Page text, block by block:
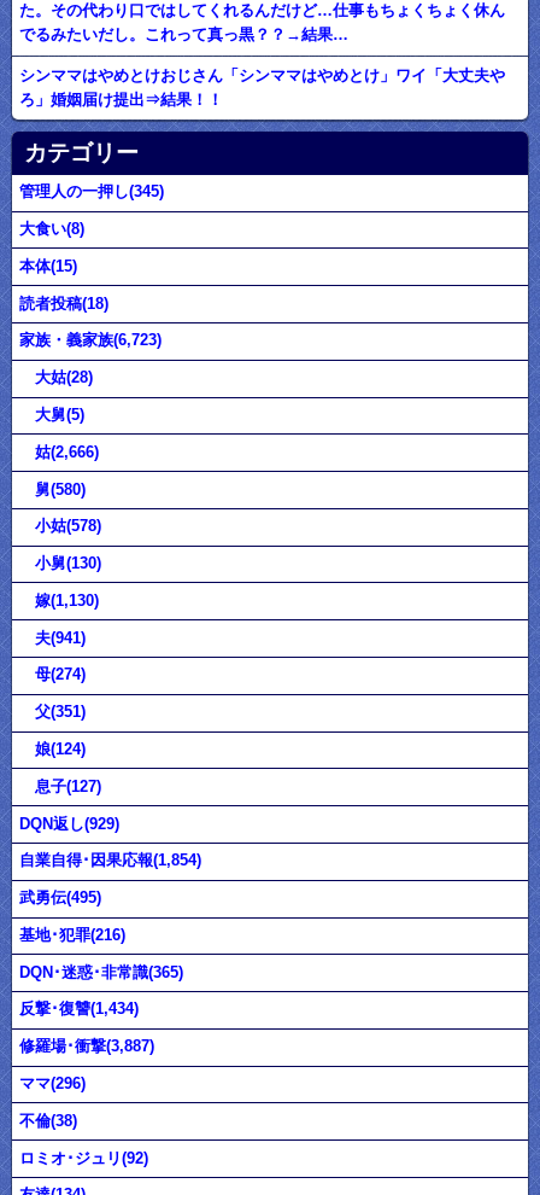
た。その代わり口ではしてくれるんだけど…仕事もちょくちょく休ん
でるみたいだし。これって真っ黒？？→結果…
シンママはやめとけおじさん「シンママはやめとけ」ワイ「大丈夫や
ろ」婚姻届け提出⇒結果！！
カテゴリー
管理人の一押し(345)
大食い(8)
本体(15)
読者投稿(18)
家族・義家族(6,723)
大姑(28)
大舅(5)
姑(2,666)
舅(580)
小姑(578)
小舅(130)
嫁(1,130)
夫(941)
母(274)
父(351)
娘(124)
息子(127)
DQN返し(929)
自業自得･因果応報(1,854)
武勇伝(495)
基地･犯罪(216)
DQN･迷惑･非常識(365)
反撃･復讐(1,434)
修羅場･衝撃(3,887)
ママ(296)
不倫(38)
ロミオ･ジュリ(92)